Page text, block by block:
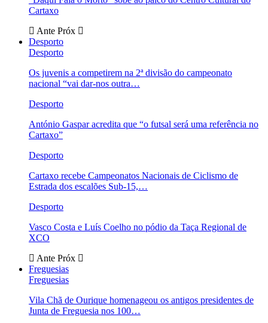
Cartaxo
Ante Próx
Desporto
Desporto
Os juvenis a competirem na 2ª divisão do campeonato
nacional “vai dar-nos outra…
Desporto
António Gaspar acredita que “o futsal será uma referência no
Cartaxo”
Desporto
Cartaxo recebe Campeonatos Nacionais de Ciclismo de
Estrada dos escalões Sub-15,…
Desporto
Vasco Costa e Luís Coelho no pódio da Taça Regional de
XCO
Ante Próx
Freguesias
Freguesias
Vila Chã de Ourique homenageou os antigos presidentes de
Junta de Freguesia nos 100…